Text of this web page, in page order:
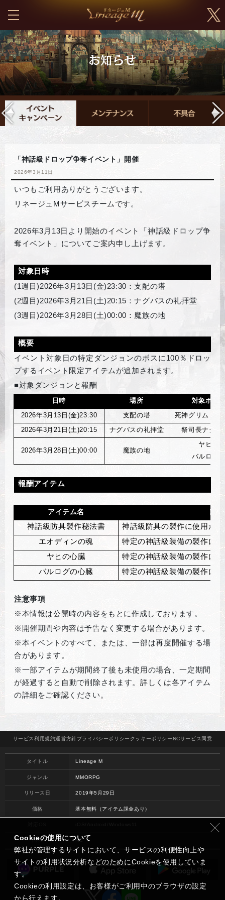
「神話級ドロップ争奪イベント」開催
2026年3月11日
いつもご利用ありがとうございます。
リネージュMサービスチームです。
2026年3月13日より開始のイベント「神話級ドロップ争
奪イベント」についてご案内申し上げます。
対象日時
(1週目)2026年3月13日(金)23:30：支配の塔
(2週目)2026年3月21日(土)20:15：ナグバスの礼拝堂
(3週目)2026年3月28日(土)00:00：魔族の地
概要
イベント対象日の特定ダンジョンのボスに100％ドロッ
プするイベント限定アイテムが追加されます。
■対象ダンジョンと報酬
日時 場所
対象ボス
2026年3月13日(金)23:30 支配の塔
死神グリムリー
2026年3月21日(土)20:15 ナグバスの礼拝堂 祭司長ナグバ
2026年3月28日(土)00:00 魔族の地
ヤヒ
バルログ
報酬アイテム
アイテム名
説明
神話級防具製作秘法書
神話級防具の製作に使用が
エオディンの魂
特定の神話級装備の製作に
ヤヒの心臓
特定の神話級装備の製作に
バルログの心臓
特定の神話級装備の製作に
注意事項
※本情報は公開時の内容をもとに作成しております。
※開催期間や内容は予告なく変更する場合があります。
※本イベントのすべて、または、一部は再度開催する場
合があります。
※一部アイテムが期間終了後も未使用の場合、一定期間
が経過すると自動で削除されます。詳しくは各アイテム
の詳細をご確認ください。
サービス 利用規約運営方針プライバシーポリシー クッキーポリシーNCサービス 同意
タイトル Lineage M
ジャンル MMORPG
リリース日 2019年5月29日
価格 基本無料（アイテム課金あり）
開発 NC
Cookieの使用について
弊社が管理するサイトにおいて、サービスの利便性向上や
サイトの利用状況分析などのためにCookieを使用していま
す。
Cookieの利用設定は、お客様がご利用中のブラウザの設定
から行えます。